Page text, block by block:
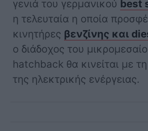
γενιά του γερμανικού best
η τελευταία η οποία
κινητήρες βενζίνης και
ο διάδοχος του
hatchback θα κινείται με
της ηλεκτρικής ενέργειας.